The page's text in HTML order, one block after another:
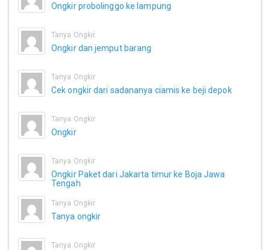
Ongkir probolinggo ke lampung
Tanya Ongkir
Ongkir dan jemput barang
Tanya Ongkir
Cek ongkir dari sadananya ciamis ke beji depok
Tanya Ongkir
Ongkir
Tanya Ongkir
Ongkir Paket dari Jakarta timur ke Boja Jawa
Tengah
Tanya Ongkir
Tanya ongkir
Tanya Ongkir